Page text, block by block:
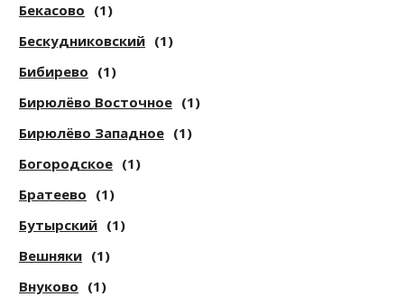
Бекасово (1)
Бескудниковский (1)
Бибирево (1)
Бирюлёво Восточное (1)
Бирюлёво Западное (1)
Богородское (1)
Братеево (1)
Бутырский (1)
Вешняки (1)
Внуково (1)